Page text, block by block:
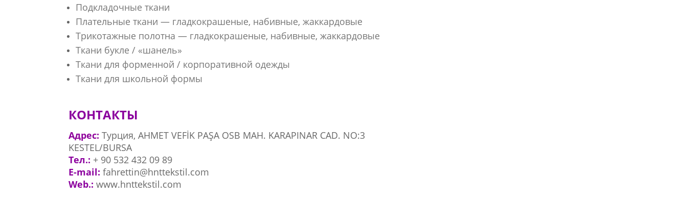
Подкладочные ткани
Плательные ткани — гладкокрашеные, набивные, жаккардовые
Трикотажные полотна — гладкокрашеные, набивные, жаккардовые
Ткани букле / «шанель»
Ткани для форменной / корпоративной одежды
Ткани для школьной формы
КОНТАКТЫ
Адрес:Турция, AHMET VEFİK PAŞA OSB MAH. KARAPINAR CAD. NO:3
KESTEL/BURSA
Тел.: + 90 532 432 09 89
E-mail:fahrettin@hnttekstil.com
Web.:www.hnttekstil.com